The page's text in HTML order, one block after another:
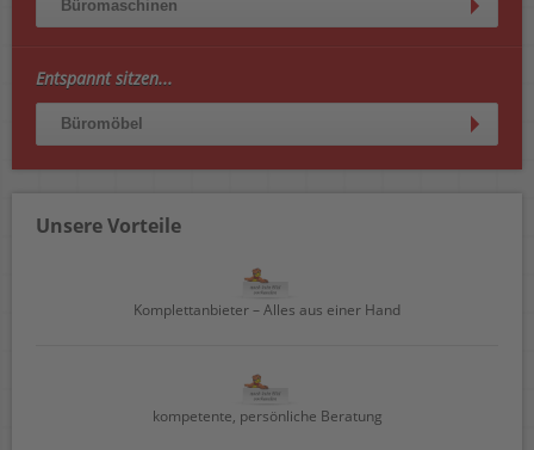
Büromaschinen
Entspannt sitzen...
Büromöbel
Unsere Vorteile
Komplettanbieter – Alles aus einer Hand
kompetente, persönliche Beratung